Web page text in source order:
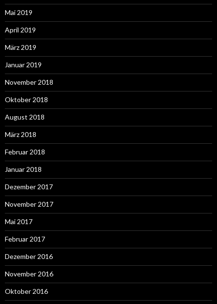
Mai 2019
April 2019
März 2019
Januar 2019
November 2018
Oktober 2018
August 2018
März 2018
Februar 2018
Januar 2018
Dezember 2017
November 2017
Mai 2017
Februar 2017
Dezember 2016
November 2016
Oktober 2016